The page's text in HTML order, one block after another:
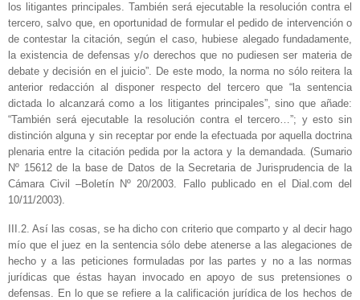
los litigantes principales. También será ejecutable la resolución contra el
tercero, salvo que, en oportunidad de formular el pedido de intervención o
de contestar la citación, según el caso, hubiese alegado fundadamente,
la existencia de defensas y/o derechos que no pudiesen ser materia de
debate y decisión en el juicio”. De este modo, la norma no sólo reitera la
anterior redacción al disponer respecto del tercero que “la sentencia
dictada lo alcanzará como a los litigantes principales”, sino que añade:
“También será ejecutable la resolución contra el tercero…”; y esto sin
distinción alguna y sin receptar por ende la efectuada por aquella doctrina
plenaria entre la citación pedida por la actora y la demandada. (Sumario
Nº 15612 de la base de Datos de la Secretaria de Jurisprudencia de la
Cámara Civil –Boletín Nº 20/2003. Fallo publicado en el Dial.com del
10/11/2003).
III.2. Así las cosas, se ha dicho con criterio que comparto y al decir hago
mío que el juez en la sentencia sólo debe atenerse a las alegaciones de
hecho y a las peticiones formuladas por las partes y no a las normas
jurídicas que éstas hayan invocado en apoyo de sus pretensiones o
defensas. En lo que se refiere a la calificación jurídica de los hechos de